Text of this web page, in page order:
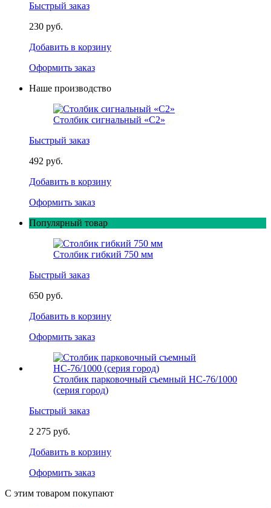
Быстрый заказ
230 руб.
Добавить в корзину
Оформить заказ
Наше производство
Столбик сигнальный «С2»
Быстрый заказ
492 руб.
Добавить в корзину
Оформить заказ
Популярный товар
Столбик гибкий 750 мм
Быстрый заказ
650 руб.
Добавить в корзину
Оформить заказ
Столбик парковочный съемный НС-76/1000
(серия город)
Быстрый заказ
2 275 руб.
Добавить в корзину
Оформить заказ
С этим товаром покупают